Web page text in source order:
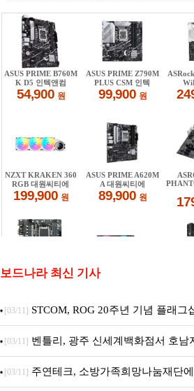
보드나라 최신 기사
[03/11] STCOM, ROG 20주년 기념 플래그
Crosshair X870E EDITION 20 국내 출시
[03/11] 벤틀리, 광주 신세계백화점서 호남
픈
[03/11] 주연테크, 소방가족희망나눔재단